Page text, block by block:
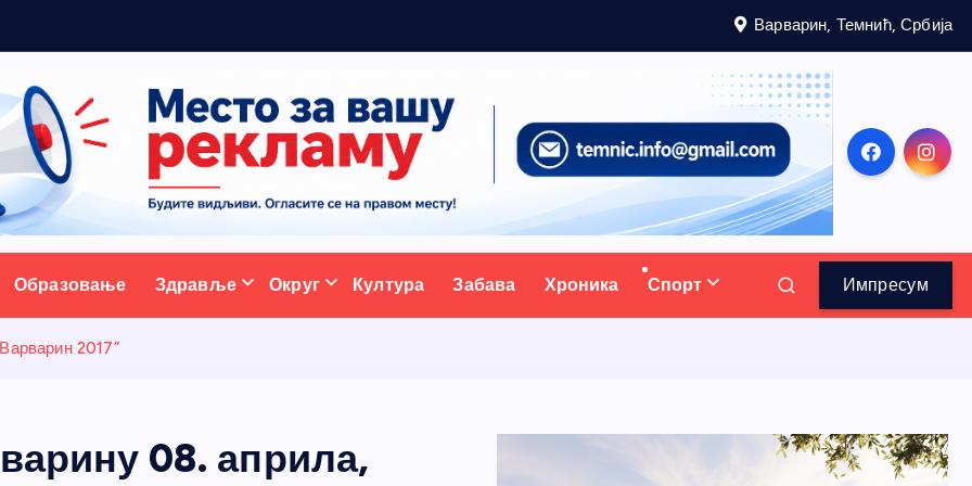
Варварин, Темнић, Србија
портал
Образовање Здравље Округ Култура Забава Хроника Спорт Импресум
2017”
08. априла,